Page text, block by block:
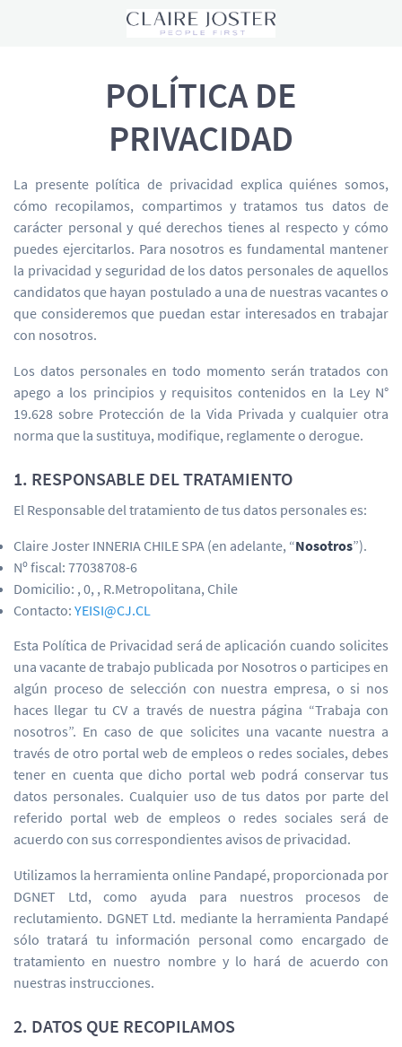
POLÍTICA DE
PRIVACIDAD
La presente política de privacidad explica quiénes somos,
cómo recopilamos, compartimos y tratamos tus datos de
carácter personal y qué derechos tienes al respecto y cómo
puedes ejercitarlos. Para nosotros es fundamental mantener
la privacidad y seguridad de los datos personales de aquellos
candidatos que hayan postulado a una de nuestras vacantes o
que consideremos que puedan estar interesados en trabajar
con nosotros.
Los datos personales en todo momento serán tratados con
apego a los principios y requisitos contenidos en la Ley N°
19.628 sobre Protección de la Vida Privada y cualquier otra
norma que la sustituya, modifique, reglamente o derogue.
1. RESPONSABLE DEL TRATAMIENTO
El Responsable del tratamiento de tus datos personales es:
Claire Joster INNERIA CHILE SPA (en adelante, “Nosotros”).
Nº fiscal: 77038708-6
Domicilio: , 0, , R.Metropolitana, Chile
Contacto: YEISI@CJ.CL
Esta Política de Privacidad será de aplicación cuando solicites
una vacante de trabajo publicada por Nosotros o participes en
algún proceso de selección con nuestra empresa, o si nos
haces llegar tu CV a través de nuestra página “Trabaja con
nosotros”. En caso de que solicites una vacante nuestra a
través de otro portal web de empleos o redes sociales, debes
tener en cuenta que dicho portal web podrá conservar tus
datos personales. Cualquier uso de tus datos por parte del
referido portal web de empleos o redes sociales será de
acuerdo con sus correspondientes avisos de privacidad.
Utilizamos la herramienta online Pandapé, proporcionada por
DGNET Ltd, como ayuda para nuestros procesos de
reclutamiento. DGNET Ltd. mediante la herramienta Pandapé
sólo tratará tu información personal como encargado de
tratamiento en nuestro nombre y lo hará de acuerdo con
nuestras instrucciones.
2. DATOS QUE RECOPILAMOS